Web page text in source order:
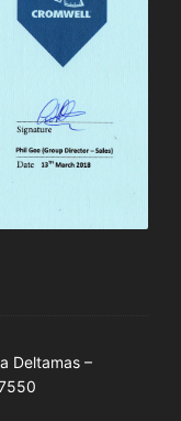
Deltamas –